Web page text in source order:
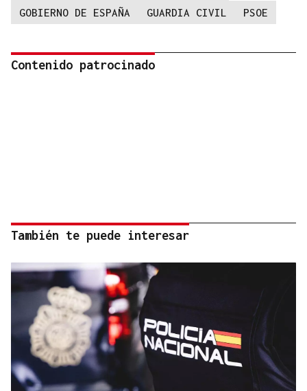
GOBIERNO DE ESPAÑA
GUARDIA CIVIL PSOE
Contenido patrocinado
También te puede interesar